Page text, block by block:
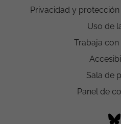
Privacidad y
Uso de
Trabaja
Sala de
Panel de